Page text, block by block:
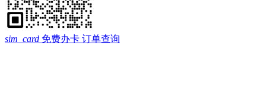
sim_card 免费办卡 订单查询